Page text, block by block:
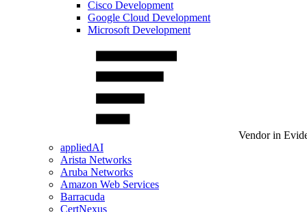
Cisco Development
Google Cloud Development
Microsoft Development
Vendor in
appliedAI
Arista Networks
Aruba Networks
Amazon Web Services
Barracuda
CertNexus